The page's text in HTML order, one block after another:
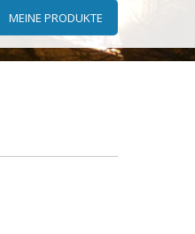
MEINE PRODUKTE